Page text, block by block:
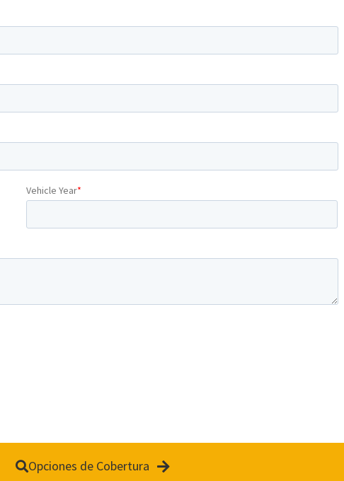
Opciones de Cobertura